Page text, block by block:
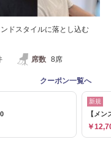
ドスタイルに落とし込む
席数 8席
クーポン一覧へ
新規
【メ
￥